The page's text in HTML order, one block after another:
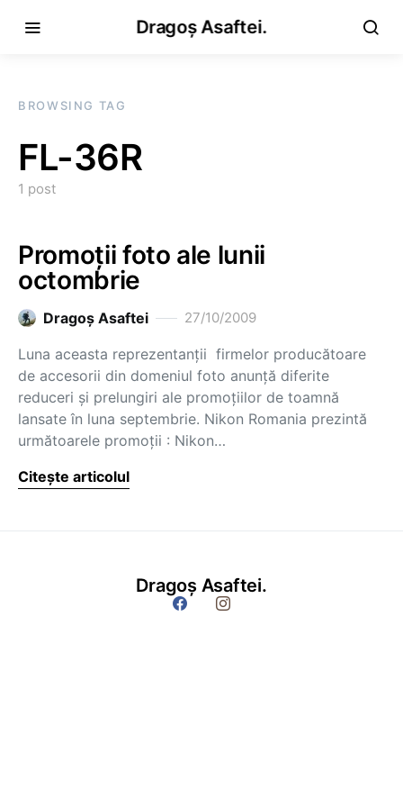
Dragoș Asaftei.
BROWSING TAG
FL-36R
1 post
Promoţii foto ale lunii
octombrie
Dragoş Asaftei 27/10/2009
Luna aceasta reprezentanţii firmelor producătoare
de accesorii din domeniul foto anunţă diferite
reduceri şi prelungiri ale promoţiilor de toamnă
lansate în luna septembrie. Nikon Romania prezintă
următoarele promoţii : Nikon…
Citește articolul
Dragoș Asaftei.